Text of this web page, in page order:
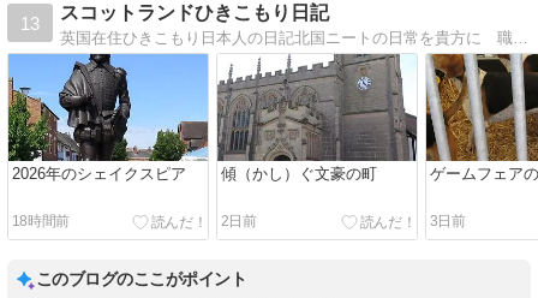
13
スコットランドひきこもり日記
2026年のシェイクスピア
18時間前
傾（かし）ぐ文豪の町
2日前
ゲームフェア
3日前
このブログのここがポイント